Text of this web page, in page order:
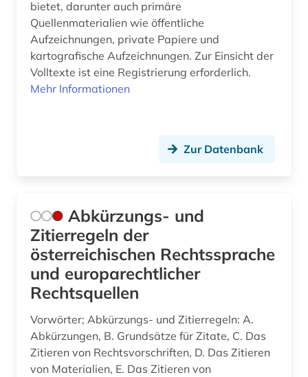
betreuungsrecht (2)
betriebliche altersversorgung (1)
betriebliche mitbestimmung (1)
betriebswirtschaft (4)
betäubungsmittel (1)
bgb (1)
bgvr (2)
bietet, darunter auch primäre
Quellenmaterialien wie öffentliche
Aufzeichnungen, private Papiere und
kartografische Aufzeichnungen. Zur Einsicht der
Volltexte ist eine Registrierung erforderlich.
Mehr Informationen
Zur Datenbank
Abkürzungs- und
Zitierregeln der
österreichischen Rechtssprache
und europarechtlicher
Rechtsquellen
Vorwörter; Abkürzungs- und Zitierregeln: A.
Abkürzungen, B. Grundsätze für Zitate, C. Das
Zitieren von Rechtsvorschriften, D. Das Zitieren
von Materialien, E. Das Zitieren von